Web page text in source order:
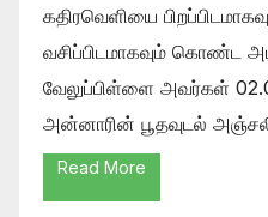
கதிரவெளியை
வசிப்பிடமாகவும் கொண்ட
வேலுப்பிள்ளை அவர்கள்
அன்னாரின் பூதவுடல்
Read More